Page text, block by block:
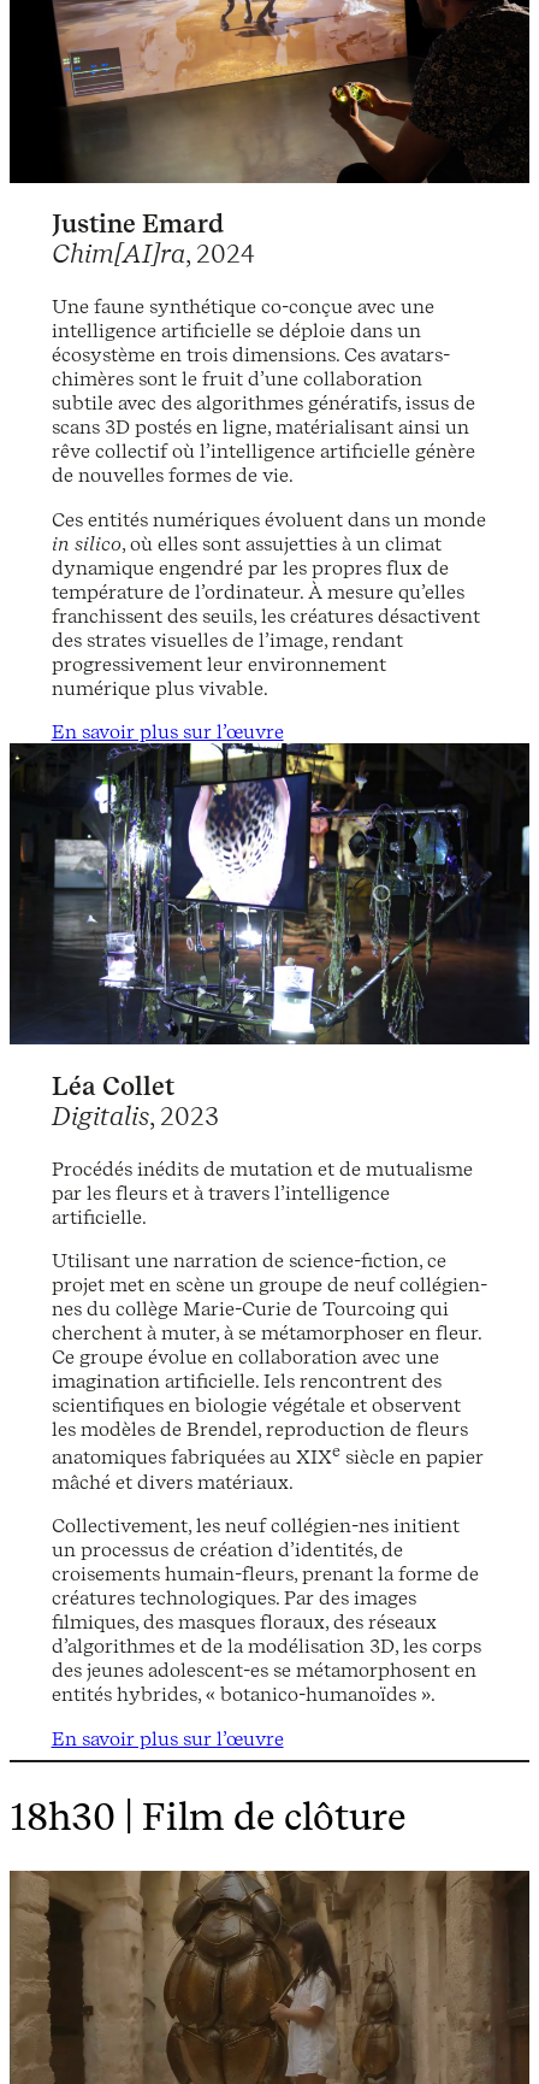
Justine Emard
Chim[AI]ra, 2024
Une faune synthétique co-conçue avec une
intelligence artificielle se déploie dans un
écosystème en trois dimensions. Ces avatars-
chimères sont le fruit d’une collaboration
subtile avec des algorithmes génératifs, issus de
scans 3D postés en ligne, matérialisant ainsi un
rêve collectif où l’intelligence artificielle génère
de nouvelles formes de vie.
Ces entités numériques évoluent dans un monde
in silico, où elles sont assujetties à un climat
dynamique engendré par les propres flux de
température de l’ordinateur. À mesure qu’elles
franchissent des seuils, les créatures désactivent
des strates visuelles de l’image, rendant
progressivement leur environnement
numérique plus vivable.
En savoir plus sur l’œuvre
Léa Collet
Digitalis, 2023
Procédés inédits de mutation et de mutualisme
par les fleurs et à travers l’intelligence
artificielle.
Utilisant une narration de science-fiction, ce
projet met en scène un groupe de neuf collégien-
nes du collège Marie-Curie de Tourcoing qui
cherchent à muter, à se métamorphoser en fleur.
Ce groupe évolue en collaboration avec une
imagination artificielle. Iels rencontrent des
scientifiques en biologie végétale et observent
les modèles de Brendel, reproduction de fleurs
anatomiques fabriquées au XIXesiècle en papier
mâché et divers matériaux.
Collectivement, les neuf collégien-nes initient
un processus de création d’identités, de
croisements humain-fleurs, prenant la forme de
créatures technologiques. Par des images
filmiques, des masques floraux, des réseaux
d’algorithmes et de la modélisation 3D, les corps
des jeunes adolescent-es se métamorphosent en
entités hybrides, « botanico-humanoïdes ».
En savoir plus sur l’œuvre
18h30 | Film de clôture